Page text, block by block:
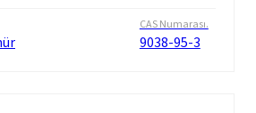
CAS Numarası.
9038-95-3